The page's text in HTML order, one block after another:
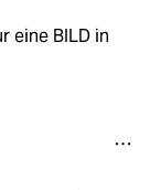
eine BILD in